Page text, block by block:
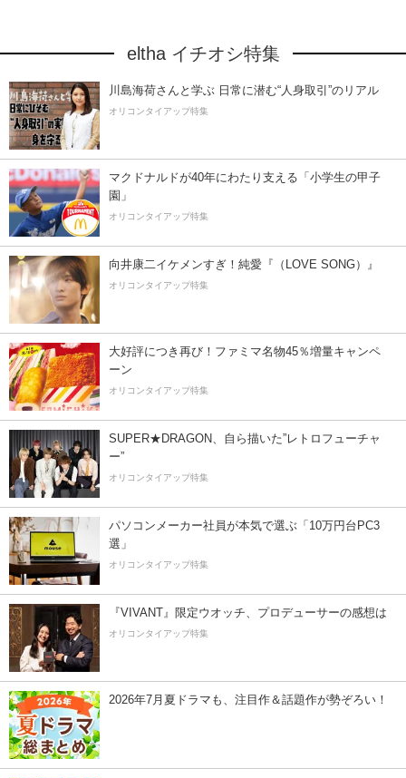
eltha イチオシ特集
川島海荷さんと学ぶ 日常に潜む“人身取引”のリアル
オリコンタイアップ特集
マクドナルドが40年にわたり支える「小学生の甲子
園」
オリコンタイアップ特集
向井康二イケメンすぎ！純愛『（LOVE SONG）』
オリコンタイアップ特集
大好評につき再び！ファミマ名物45％増量キャンペ
ーン
オリコンタイアップ特集
SUPER★DRAGON、自ら描いた”レトロフューチャ
ー”
オリコンタイアップ特集
パソコンメーカー社員が本気で選ぶ「10万円台PC3
選」
オリコンタイアップ特集
『VIVANT』限定ウオッチ、プロデューサーの感想は
オリコンタイアップ特集
2026年7月夏ドラマも、注目作＆話題作が勢ぞろい！